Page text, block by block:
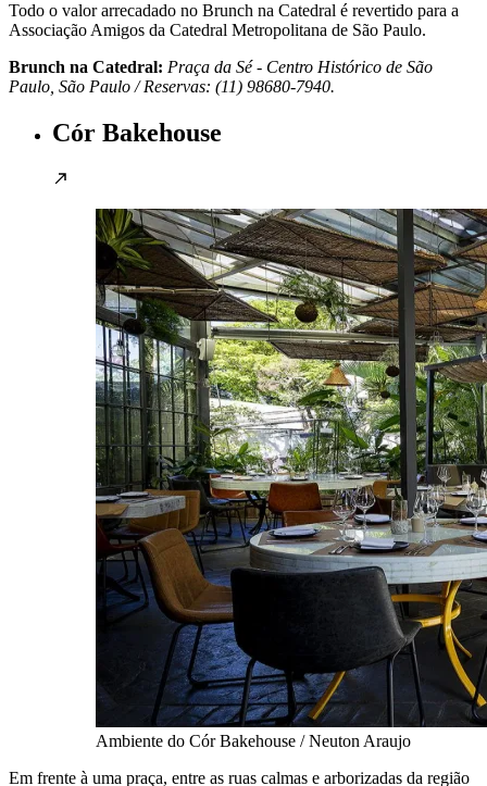
Todo o valor arrecadado no Brunch na Catedral é revertido para a
Associação Amigos da Catedral Metropolitana de São Paulo.
Brunch na Catedral: Praça da Sé - Centro Histórico de São
Paulo, São Paulo / Reservas: (11) 98680-7940.
Cór Bakehouse
Ambiente do Cór Bakehouse / Neuton Araujo
Em frente à uma praça, entre as ruas calmas e arborizadas da região